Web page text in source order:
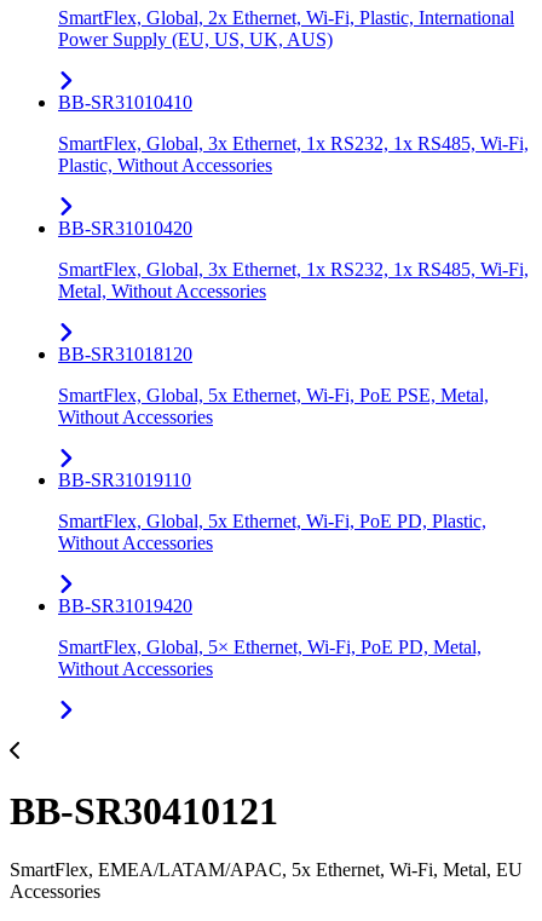
SmartFlex, Global, 2x Ethernet, Wi-Fi, Plastic, International
Power Supply (EU, US, UK, AUS)
BB-SR31010410
SmartFlex, Global, 3x Ethernet, 1x RS232, 1x RS485, Wi-Fi,
Plastic, Without Accessories
BB-SR31010420
SmartFlex, Global, 3x Ethernet, 1x RS232, 1x RS485, Wi-Fi,
Metal, Without Accessories
BB-SR31018120
SmartFlex, Global, 5x Ethernet, Wi-Fi, PoE PSE, Metal,
Without Accessories
BB-SR31019110
SmartFlex, Global, 5x Ethernet, Wi-Fi, PoE PD, Plastic,
Without Accessories
BB-SR31019420
SmartFlex, Global, 5× Ethernet, Wi-Fi, PoE PD, Metal,
Without Accessories
BB-SR30410121
SmartFlex, EMEA/LATAM/APAC, 5x Ethernet, Wi-Fi, Metal, EU
Accessories